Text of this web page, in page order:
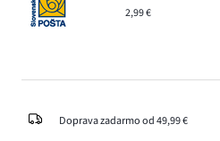
2,99 €
Doprava zadarmo od 49,99 €